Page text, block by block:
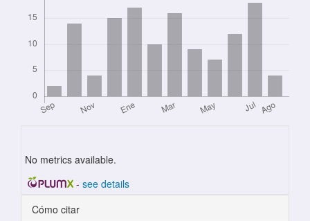
No metrics available.
- see details
Detalles del artículo
Cómo citar